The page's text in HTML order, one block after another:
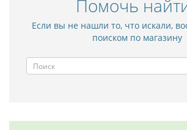
Помочь
Если вы не нашли то, что искали,
поиском по магазину